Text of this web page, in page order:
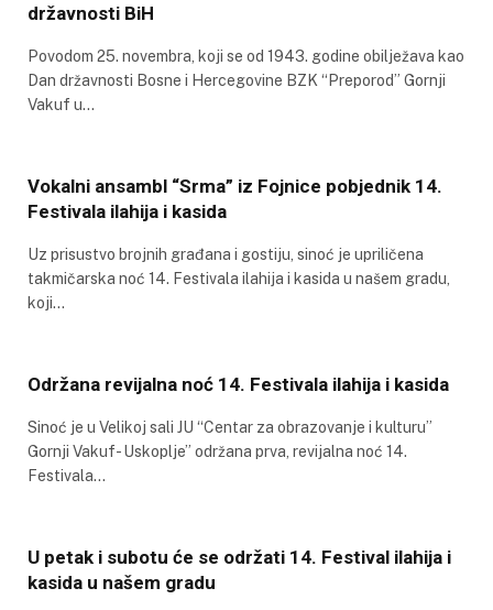
državnosti BiH
Povodom 25. novembra, koji se od 1943. godine obilježava kao
Dan državnosti Bosne i Hercegovine BZK “Preporod” Gornji
Vakuf u…
Vokalni ansambl “Srma” iz Fojnice pobjednik 14.
Festivala ilahija i kasida
Uz prisustvo brojnih građana i gostiju, sinoć je upriličena
takmičarska noć 14. Festivala ilahija i kasida u našem gradu,
koji…
Održana revijalna noć 14. Festivala ilahija i kasida
Sinoć je u Velikoj sali JU “Centar za obrazovanje i kulturu”
Gornji Vakuf- Uskoplje” održana prva, revijalna noć 14.
Festivala…
U petak i subotu će se održati 14. Festival ilahija i
kasida u našem gradu